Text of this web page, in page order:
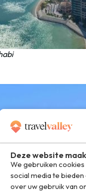
Deze website
We gebruiken
social media te
over uw gebruik van